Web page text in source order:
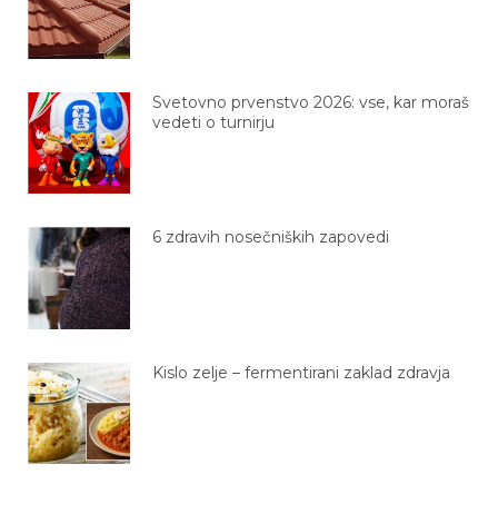
Svetovno prvenstvo 2026: vse, kar moraš
vedeti o turnirju
6 zdravih nosečniških zapovedi
Kislo zelje – fermentirani zaklad zdravja